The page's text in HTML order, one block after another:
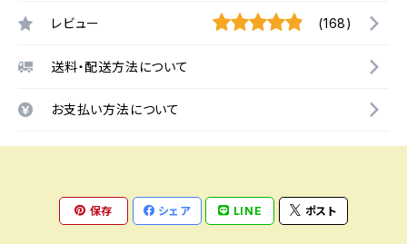
レビュー (168)
送料・配送方法について
お支払い方法について
保存 シェア LINE ポスト